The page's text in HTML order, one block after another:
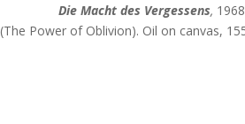
Die Macht des Vergessens, 1968
(The Power of Oblivion). Oil on canvas,